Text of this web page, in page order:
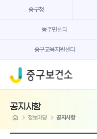
중구청
동주민센터
중구교육지원센터
공지사항
home 정보마당 공지사항